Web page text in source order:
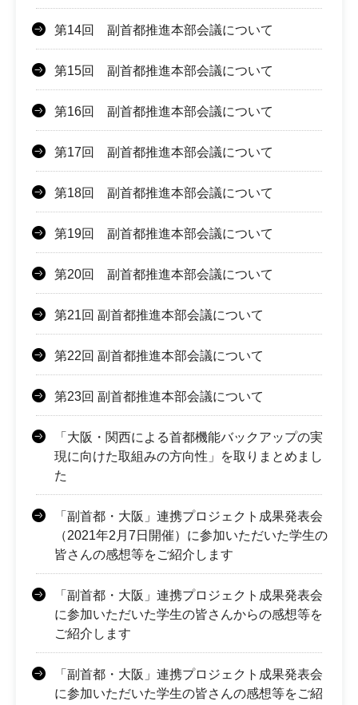
第14回 副首都推進本部会議について
第15回 副首都推進本部会議について
第16回 副首都推進本部会議について
第17回 副首都推進本部会議について
第18回 副首都推進本部会議について
第19回 副首都推進本部会議について
第20回 副首都推進本部会議について
第21回 副首都推進本部会議について
第22回 副首都推進本部会議について
第23回 副首都推進本部会議について
「大阪・関西による首都機能バックアップの実
現に向けた取組みの方向性」を取りまとめまし
た
「副首都・大阪」連携プロジェクト成果発表会
（2021年2月7日開催）に参加いただいた学生の
皆さんの感想等をご紹介します
「副首都・大阪」連携プロジェクト成果発表会
に参加いただいた学生の皆さんからの感想等を
ご紹介します
「副首都・大阪」連携プロジェクト成果発表会
に参加いただいた学生の皆さんの感想等をご紹